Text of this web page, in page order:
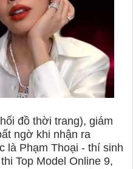
đồ thời trang), giám
ngờ khi nhận ra
là Phạm Thoại - thí sinh
Top Model Online 9,